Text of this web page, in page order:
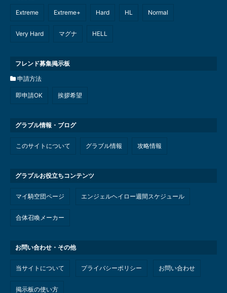
Extreme Extreme+ Hard HL Normal
Very Hard マグナ HELL
フレンド募集掲示板
申請方法
即申請OK 挨拶希望
グラブル情報・ブログ
このサイトについて グラブル情報 攻略情報
グラブルお役立ちコンテンツ
マイ騎空団ページ エンジェルヘイロー週間スケジュール
合体召喚メーカー
お問い合わせ・その他
当サイトについて プライバシーポリシー お問い合わせ
掲示板の使い方